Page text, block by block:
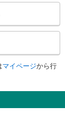
マイページから行